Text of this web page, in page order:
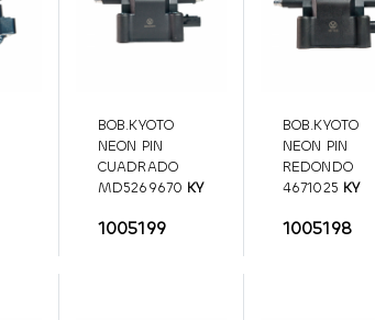
BOB.KYOTO
NEON PIN
CUADRADO
MD5269670 KY
1005199
BOB.KYOTO
NEON PIN
REDONDO
4671025 KY
1005198